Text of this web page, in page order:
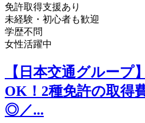
免許取得支援あり
未経験・初心者も歓迎
学歴不問
女性活躍中
【日本交通グループ
OK！2種免許の取得
◎／...